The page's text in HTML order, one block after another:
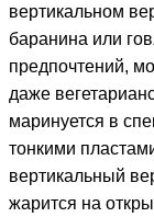
вертикальном
баранина или
предпочтений,
даже
маринуется в
тонкими
вертикальный
жарится на